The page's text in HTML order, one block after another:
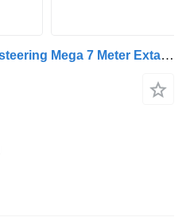
Meusburger MPS-3 Powersteering Mega 7 Meter Extandable!